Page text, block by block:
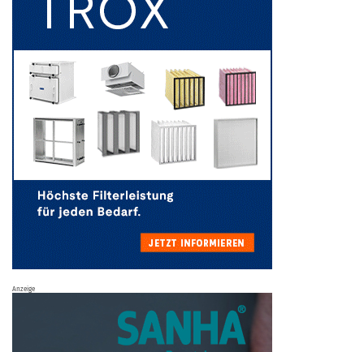
Anzeige